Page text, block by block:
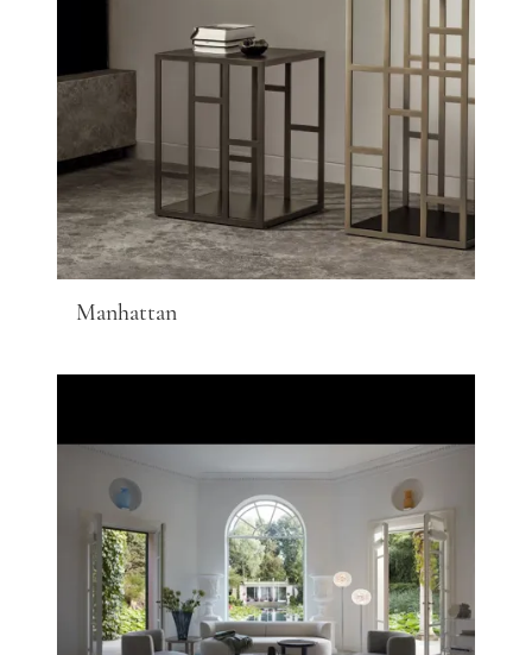
Manhattan